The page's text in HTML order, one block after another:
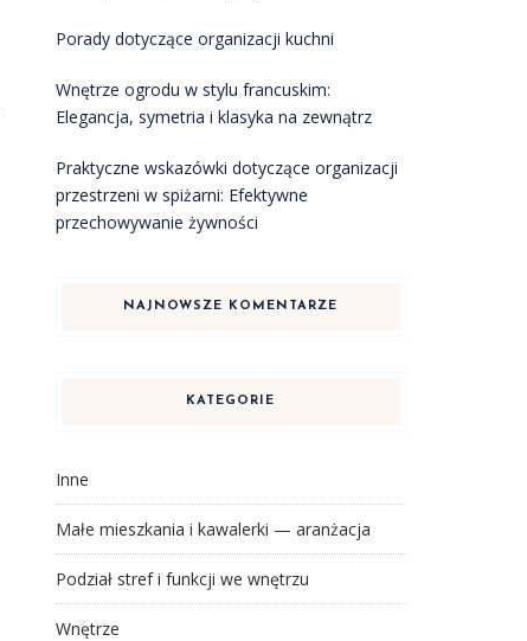
Porady dotyczące organizacji kuchni
Wnętrze ogrodu w stylu francuskim:
Elegancja, symetria i klasyka na zewnątrz
Praktyczne wskazówki dotyczące organizacji
przestrzeni w spiżarni: Efektywne
przechowywanie żywności
NAJNOWSZE KOMENTARZE
KATEGORIE
Inne
Małe mieszkania i kawalerki — aranżacja
Podział stref i funkcji we wnętrzu
Wnętrze